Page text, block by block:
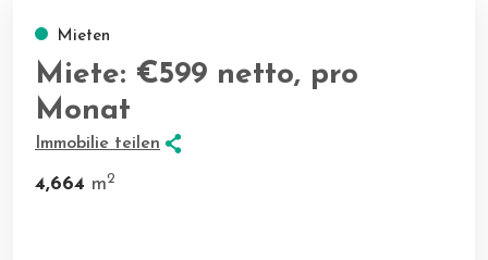
Mieten
Miete: €599 netto, pro
Monat
Immobilie teilen
4,664 m2